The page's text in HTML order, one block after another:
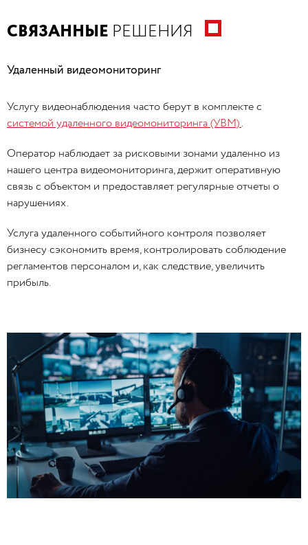
СВЯЗАННЫЕ РЕШЕНИЯ
Удаленный видеомониторинг
Услугу видеонаблюдения часто берут в комплекте с
системой удаленного видеомониторинга (УВМ).
Оператор наблюдает за рисковыми зонами удаленно из
нашего центра видеомониторинга, держит оперативную
связь с объектом и предоставляет регулярные отчеты о
нарушениях.
Услуга удаленного событийного контроля позволяет
бизнесу сэкономить время, контролировать соблюдение
регламентов персоналом и, как следствие, увеличить
прибыль.